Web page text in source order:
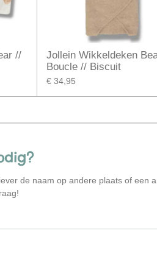
//
Jollein Wikkeldeken
Boucle // Biscuit
€ 34,95
de naam op andere plaats of